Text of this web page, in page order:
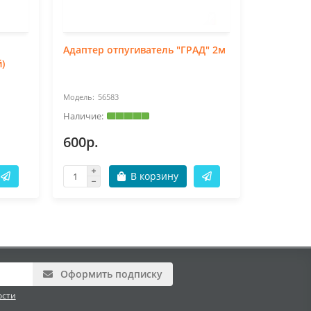
Адаптер отпугиватель "ГРАД" 2м
56583
600р.
В корзину
Оформить подписку